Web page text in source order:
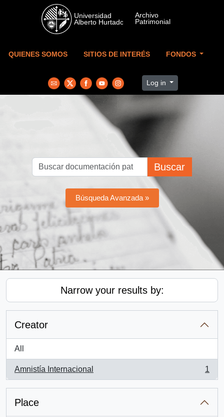
Skip to main content
QUIENES SOMOS SITIOS DE INTERÉS FONDOS
Log in
Buscar
Búsqueda Avanzada »
Narrow your results by:
Creator
All
Amnistía Internacional
, 1 results
1
Place